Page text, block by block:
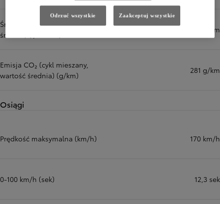
Średnio (cykl mieszany, wartość
średnia) (l/100 km)
10,7 l/100 km
Emisja CO₂ (cykl mieszany,
wartość średnia) (g/km)
281 g/km
Osiągi
Prędkość maksymalna (km/h) 170 km/h
0-100 km/h (sek) 12,3 sek
Odrzuć wszystkie Zaakceptuj wszystkie